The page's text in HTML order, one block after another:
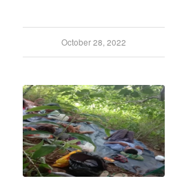
October 28, 2022